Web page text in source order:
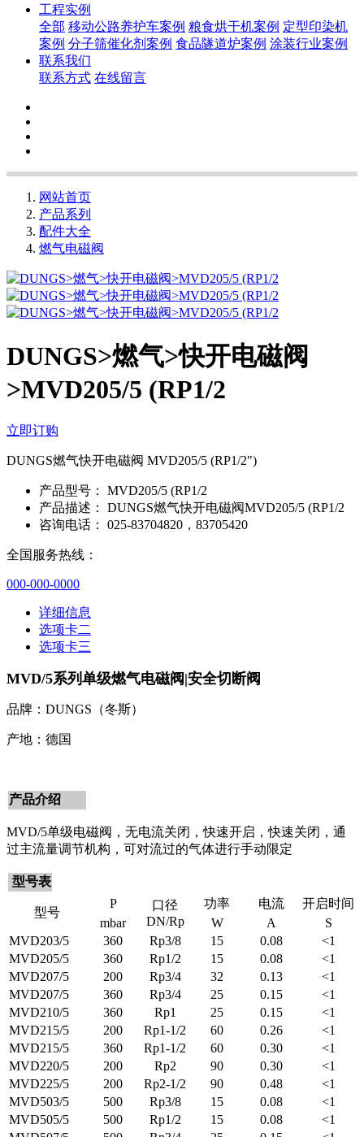
工程实例
全部 移动公路养护车案例 粮食烘干机案例 定型印染机
案例 分子筛催化剂案例 食品隧道炉案例 涂装行业案例
联系我们
联系方式 在线留言
网站首页
产品系列
配件大全
燃气电磁阀
DUNGS>燃气>快开电磁阀
>MVD205/5 (RP1/2
立即订购
DUNGS燃气快开电磁阀 MVD205/5 (RP1/2")
产品型号：
MVD205/5 (RP1/2
产品描述：
DUNGS燃气快开电磁阀MVD205/5 (RP1/2
咨询电话：
025-83704820，83705420
全国服务热线：
000-000-0000
详细信息
选项卡二
选项卡三
MVD/5系列单级燃气电磁阀|安全切断阀
品牌：DUNGS（冬斯）
产地：德国
产品介绍
MVD/5单级电磁阀，无电流关闭，快速开启，快速关闭，通
过主流量调节机构，可对流过的气体进行手动限定
型号表
型号
P
口径
DN/Rp
功率 电流
开启时间
mbar
W A
S
MVD203/5
360 Rp3/8 15 0.08
<1
MVD205/5
360 Rp1/2 15 0.08
<1
MVD207/5
200 Rp3/4 32 0.13
<1
MVD207/5
360 Rp3/4 25 0.15
<1
MVD210/5
360 Rp1 25 0.15
<1
MVD215/5
200 Rp1-1/2 60 0.26
<1
MVD215/5
360 Rp1-1/2 60 0.30
<1
MVD220/5
200 Rp2 90 0.30
<1
MVD225/5
200 Rp2-1/2 90 0.48
<1
MVD503/5
500 Rp3/8 15 0.08
<1
MVD505/5
500 Rp1/2 15 0.08
<1